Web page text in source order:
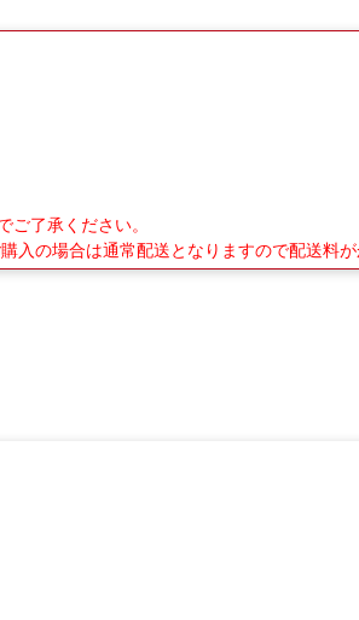
了承ください。
入の場合は通常配送となりますので配送料